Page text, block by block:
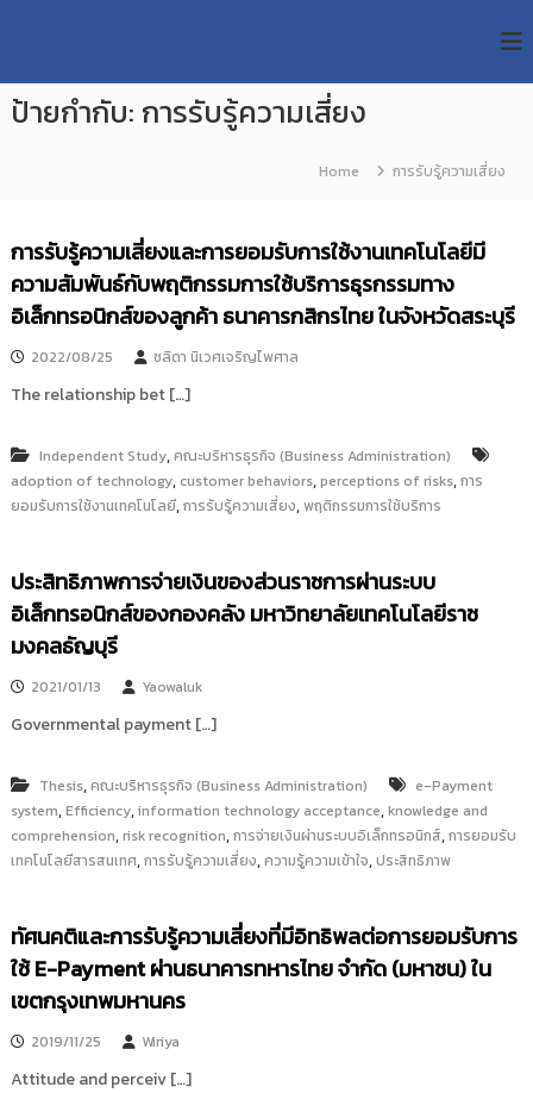
p
U
T
e
a
r
c
h
R
p
o
t
o
r
ค
ง
ข้
อ
มู
ง
า
น
วิ
จั
ย
วิ
ท
ท
โ
น
ล
ร
ม
ง
ค
บุ
รี
ป้ายกำกับ: การรับรู้ความเสี่ยง
Home การรับรู้ความเสี่ยง
การรับรู้ความเสี่ยงและการยอมรับการใช้งานเทคโนโลยีมี
ความสัมพันธ์กับพฤติกรรมการใช้บริการธุรกรรมทาง
อิเล็กทรอนิกส์ของลูกค้า ธนาคารกสิกรไทย ในจังหวัดสระบุรี
2022/08/25 ชลิดา นิเวศเจริญไพศาล
The relationship bet […]
Independent Study,คณะบริหารธุรกิจ (Business Administration)
adoption of technology, customer behaviors,perceptions of risks,การ
ยอมรับการใช้งานเทคโนโลยี,การรับรู้ความเสี่ยง,พฤติกรรมการใช้บริการ
ประสิทธิภาพการจ่ายเงินของส่วนราชการผ่านระบบ
อิเล็กทรอนิกส์ของกองคลัง มหาวิทยาลัยเทคโนโลยีราช
มงคลธัญบุรี
2021/01/13 Yaowaluk
Governmental payment […]
Thesis,คณะบริหารธุรกิจ (Business Administration)
e-Payment
system,Efficiency,information technology acceptance,knowledge and
comprehension,risk recognition,การจ่ายเงินผ่านระบบอิเล็กทรอนิกส์,การยอมรับ
เทคโนโลยีสารสนเทศ,การรับรู้ความเสี่ยง,ความรู้ความเข้าใจ,ประสิทธิภาพ
ทัศนคติและการรับรู้ความเสี่ยงที่มีอิทธิพลต่อการยอมรับการ
ใช้ E-Payment ผ่านธนาคารทหารไทย จำกัด (มหาชน) ใน
เขตกรุงเทพมหานคร
2019/11/25 Wiriya
Attitude and perceiv […]